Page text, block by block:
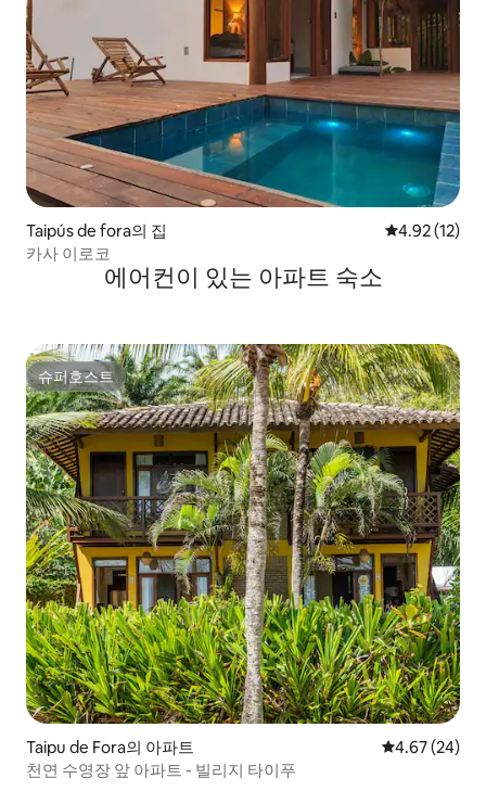
Taipús de fora의 집 평점 4.92점
4.92 (12)
카사 이로코
에어컨이 있는 아파트 숙소
슈퍼호스트
슈퍼호스트
Taipu de Fora의 아파트 평점 4.67점(5
4.67 (24)
천연 수영장 앞 아파트 - 빌리지 타이푸